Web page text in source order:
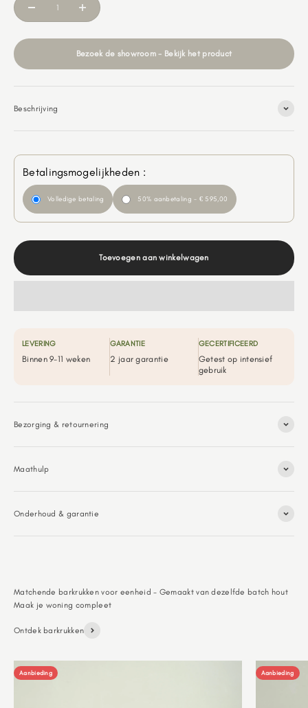
Bezoek de showroom - Bekijk het product
Beschrijving
Toevoegen aan winkelwagen
Betalingsmogelijkheden :
Volledige betaling 50% aanbetaling - € 595,00
LEVERING
Binnen 9-11 weken
GARANTIE
2 jaar garantie
GECERTIFICEERD
Getest op intensief
gebruik
Bezorging & retournering
Maathulp
Onderhoud & garantie
Matchende barkrukken voor eenheid - Gemaakt van dezelfde batch hout
Ontdek barkrukken
Aanbieding Aanbieding